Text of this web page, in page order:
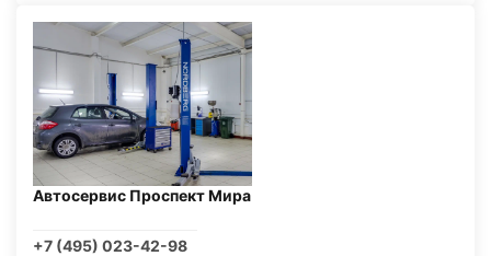
Автосервис Проспект Мира
+7 (495) 023-42-98